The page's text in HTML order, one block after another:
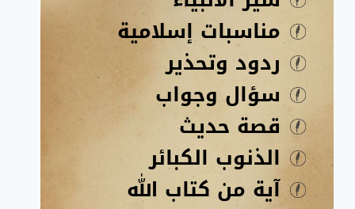
مناسبات إسلامية
ردود وتحذير
سؤال وجواب
قصة حديث
الذنوب الكبائر
آية من كتاب الله